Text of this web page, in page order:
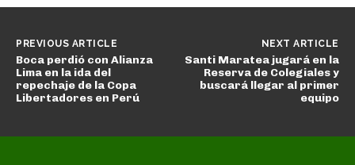
PREVIOUS ARTICLE
Boca perdió con Alianza
Lima en la ida del
repechaje de la Copa
Libertadores en Perú
NEXT ARTICLE
Santi Maratea jugará en la
Reserva de Colegiales y
buscará llegar al primer
equipo